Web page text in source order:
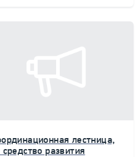
лестница,
средство развития